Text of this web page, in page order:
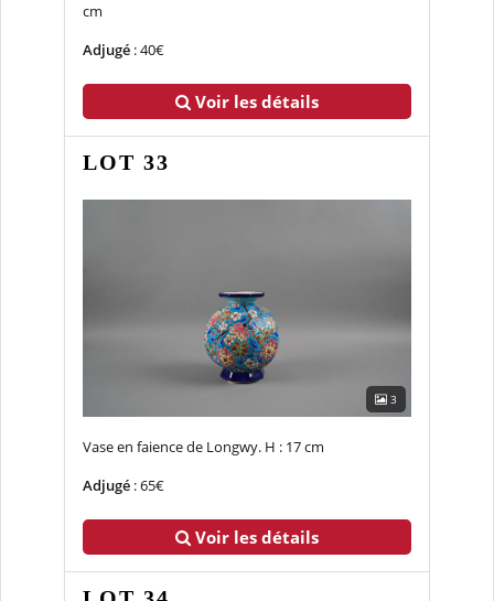
cm
Adjugé: 40€
Voir les détails
LOT 33
3
Vase en faience de Longwy. H : 17 cm
Adjugé: 65€
Voir les détails